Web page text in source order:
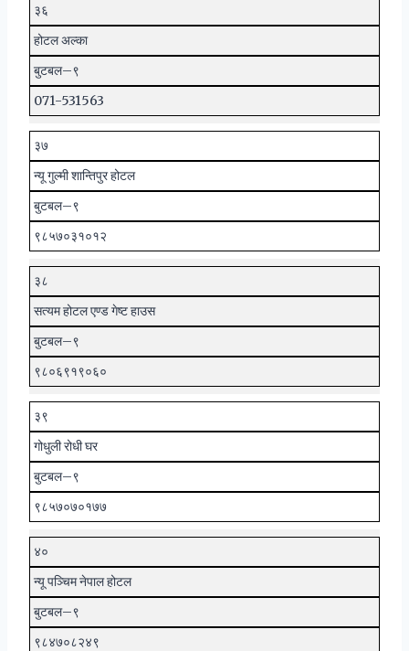
३६
होटल अल्का
बुटबल–९
071-531563
३७
न्यू गुल्मी शान्तिपुर होटल
बुटबल–९
९८५७०३१०१२
३८
सत्यम होटल एण्ड गेष्ट हाउस
बुटबल–९
९८०६९१९०६०
३९
गोधुली रोधी घर
बुटबल–९
९८५७०७०१७७
४०
न्यू पञ्चिम नेपाल होटल
बुटबल–९
९८४७०८२४९